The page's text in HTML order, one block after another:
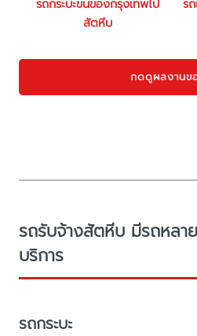
รถกระบะขนของกรุงเทพไป
สัตหีบ
ร
กดดูผลงานข
รถรับจ้างสัตหีบ มีรถหลาย
บริการ
รถกระบะ